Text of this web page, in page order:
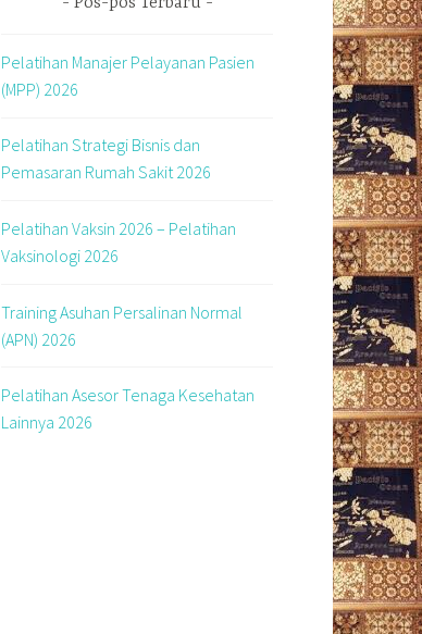
Pelatihan Manajer Pelayanan Pasien
(MPP) 2026
Pelatihan Strategi Bisnis dan
Pemasaran Rumah Sakit 2026
Pelatihan Vaksin 2026 – Pelatihan
Vaksinologi 2026
Training Asuhan Persalinan Normal
(APN) 2026
Pelatihan Asesor Tenaga Kesehatan
Lainnya 2026